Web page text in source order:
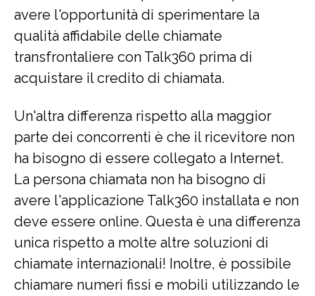
avere l'opportunità di sperimentare la
qualità affidabile delle chiamate
transfrontaliere con Talk360 prima di
acquistare il credito di chiamata.
Un'altra differenza rispetto alla maggior
parte dei concorrenti è che il ricevitore non
ha bisogno di essere collegato a Internet.
La persona chiamata non ha bisogno di
avere l'applicazione Talk360 installata e non
deve essere online. Questa è una differenza
unica rispetto a molte altre soluzioni di
chiamate internazionali! Inoltre, è possibile
chiamare numeri fissi e mobili utilizzando le